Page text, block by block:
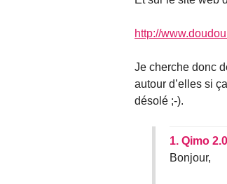
http://
Je cherche donc
autour d’elles si
désolé ;-).
1. Qimo
Bonjour,